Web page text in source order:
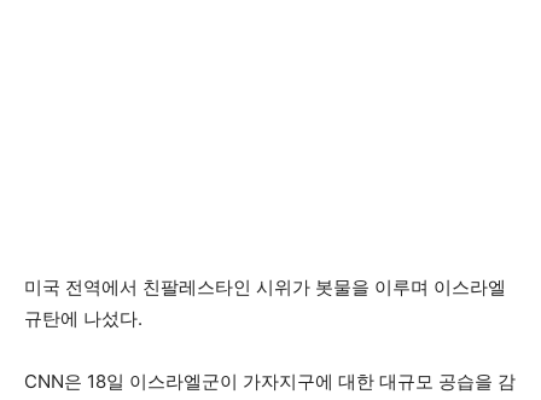
미국 전역에서 친팔레스타인 시위가 봇물을 이루며 이스라엘
규탄에 나섰다.
CNN은 18일 이스라엘군이 가자지구에 대한 대규모 공습을 감